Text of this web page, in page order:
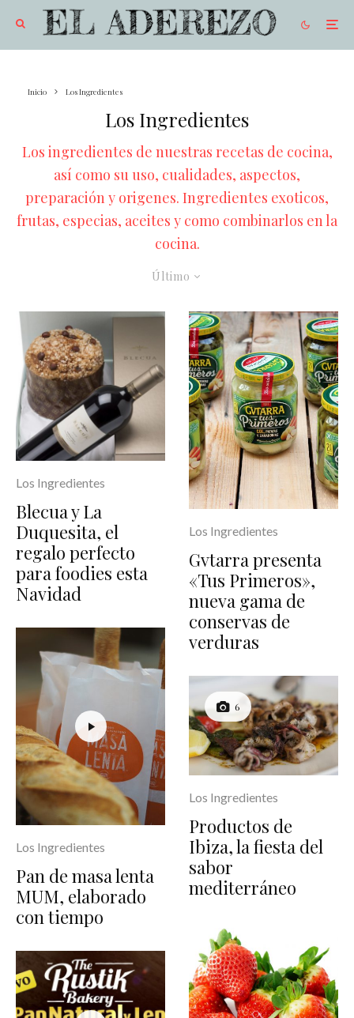
Inicio Los Ingredientes
Los Ingredientes
Los ingredientes de nuestras recetas de cocina,
así como su uso, cualidades, aspectos,
preparación y origenes. Ingredientes exoticos,
frutas, especias, aceites y como combinarlos en la
cocina.
Último
Los Ingredientes
Blecua y La
Duquesita, el
regalo perfecto
para foodies esta
Navidad
Los Ingredientes
Pan de masa lenta
MUM, elaborado
con tiempo
Los Ingredientes
Gvtarra presenta
«Tus Primeros»,
nueva gama de
conservas de
verduras
6
Los Ingredientes
Productos de
Ibiza, la fiesta del
sabor
mediterráneo